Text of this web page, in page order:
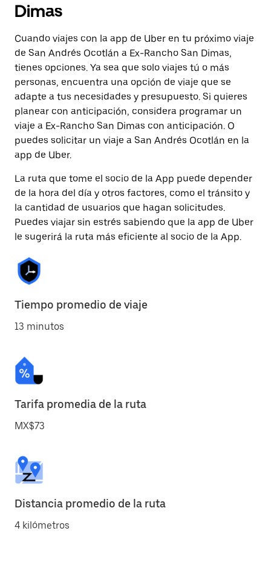
Dimas
Cuando viajes con la app de Uber en tu próximo viaje
de San Andrés Ocotlán a Ex-Rancho San Dimas,
tienes opciones. Ya sea que solo viajes tú o más
personas, encuentra una opción de viaje que se
adapte a tus necesidades y presupuesto. Si quieres
planear con anticipación, considera programar un
viaje a Ex-Rancho San Dimas con anticipación. O
puedes solicitar un viaje a San Andrés Ocotlán en la
app de Uber.
La ruta que tome el socio de la App puede depender
de la hora del día y otros factores, como el tránsito y
la cantidad de usuarios que hagan solicitudes.
Puedes viajar sin estrés sabiendo que la app de Uber
le sugerirá la ruta más eficiente al socio de la App.
Tiempo promedio de viaje
13 minutos
Tarifa promedia de la ruta
MX$73
Distancia promedio de la ruta
4 kilómetros